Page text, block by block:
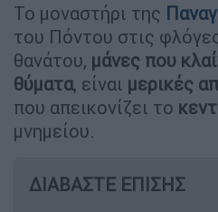
Το μοναστήρι της
του Πόντου στις
θανάτου, μάνες που
θύματα, είναι μερικές
που απεικονίζει το
μνημείου.
ΔΙΑΒΑΣΤΕ ΕΠΙΣΗΣ